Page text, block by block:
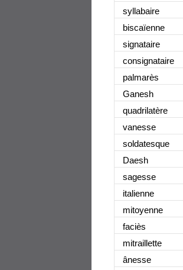
syllabaire
biscaïenne
signataire
consignataire
palmarès
Ganesh
quadrilatère
vanesse
soldatesque
Daesh
sagesse
italienne
mitoyenne
faciès
mitraillette
ânesse